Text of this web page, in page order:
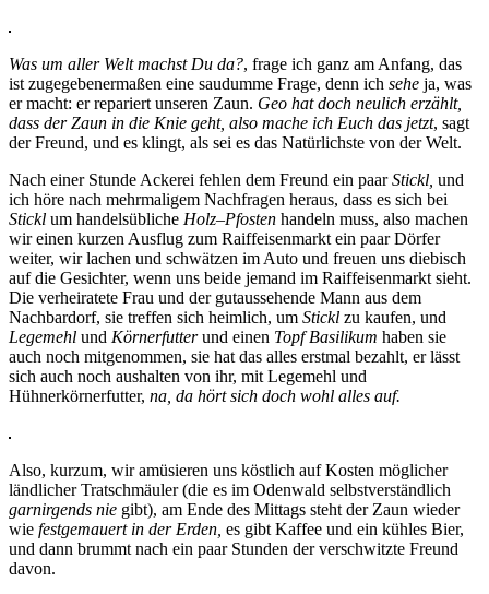
Was um aller Welt machst Du da?, frage ich ganz am Anfang, das
ist zugegebenermaßen eine saudumme Frage, denn ich sehe ja, was
er macht: er repariert unseren Zaun. Geo hat doch neulich erzählt,
dass der Zaun in die Knie geht, also mache ich Euch das jetzt, sagt
der Freund, und es klingt, als sei es das Natürlichste von der Welt.
Nach einer Stunde Ackerei fehlen dem Freund ein paarStickl, und
ich höre nach mehrmaligem Nachfragen heraus, dass es sich bei
Stickl um handelsübliche Holz–Pfosten handeln muss, also machen
wir einen kurzen Ausflug zum Raiffeisenmarkt ein paar Dörfer
weiter, wir lachen und schwätzen im Auto und freuen uns diebisch
auf die Gesichter, wenn uns beide jemand im Raiffeisenmarkt sieht.
Die verheiratete Frau und der gutaussehende Mann aus dem
Nachbardorf, sie treffen sich heimlich, um Stickl zu kaufen, und
Legemehl und Körnerfutterund einen Topf Basilikum haben sie
auch noch mitgenommen, sie hat das alles erstmal bezahlt, er lässt
sich auch noch aushalten von ihr, mit Legemehl und
Hühnerkörnerfutter, na, da hört sich doch wohl alles auf.
Also, kurzum, wir amüsieren uns köstlich auf Kosten möglicher
ländlicher Tratschmäuler (die es im Odenwald selbstverständlich
garnirgends nie gibt), am Ende des Mittags steht der Zaun wieder
wie festgemauert in der Erden, es gibt Kaffee und ein kühles Bier,
und dann brummt nach ein paar Stunden der verschwitzte Freund
davon.